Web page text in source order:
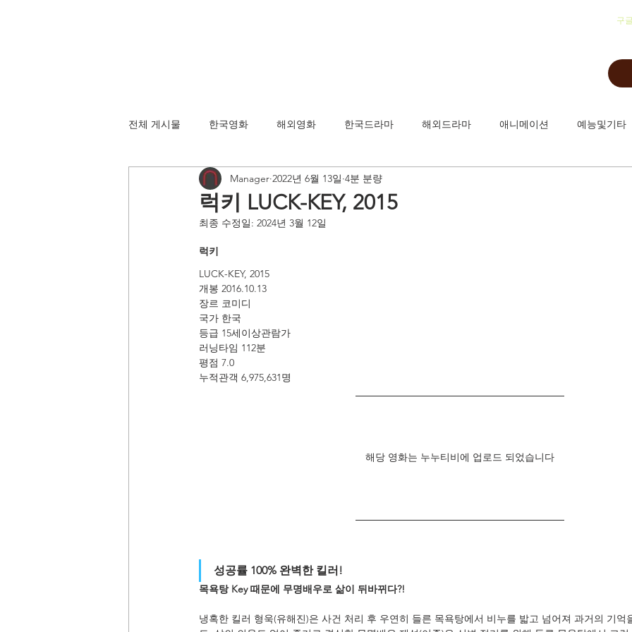
구
전체 게시물 한국영화 해외영화 한국드라마 해외드라마 애니메이션 예능및기타
럭키 LUCK-KEY, 2015
Manager 2022년 6월 13일 4분 분량
최종 수정일: 2024년 3월 12일
럭키
LUCK-KEY, 2015
개봉 2016.10.13
장르 코미디
국가 한국
등급 15세이상관람가
러닝타임 112분
평점 7.0
누적관객 6,975,631명
해당 영화는 누누티비에 업로드 되었습니다
성공률 100% 완벽한 킬러!
목욕탕 Key 때문에 무명배우로 삶이 뒤바뀌다?!
냉혹한 킬러 형욱(유해진)은 사건 처리 후 우연히 들른 목욕탕에서 비누를 밟고 넘어져 과거의 기억